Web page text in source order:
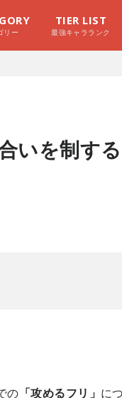
リー
TIER LIST
最強キャラランク
いを制す
の 「攻めるフリ」 に